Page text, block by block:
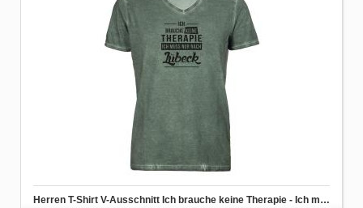
Herren T-Shirt V-Ausschnitt Ich brauche keine Therapie - Ich muss nur nach Lübeck